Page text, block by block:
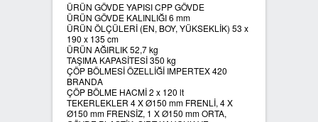
SIFIR ATIK ÇÖP POŞETLERİ
SIFIR ATIK GERİ DÖNÜŞÜM
KUTULARI
ÜRÜN GÖVDE YAPISI CPP GÖVDE
ÜRÜN GÖVDE KALINLIĞI 6 mm
ÜRÜN ÖLÇÜLERİ (EN, BOY, YÜKSEKLİK) 53 x
190 x 135 cm
ÜRÜN AĞIRLIK 52,7 kg
TAŞIMA KAPASİTESİ 350 kg
ÇÖP BÖLMESİ ÖZELLİĞİ IMPERTEX 420
BRANDA
ÇÖP BÖLME HACMİ 2 x 120 lt
TEKERLEKLER 4 X Ø150 mm FRENLİ, 4 X
Ø150 mm FRENSİZ, 1 X Ø150 mm ORTA,